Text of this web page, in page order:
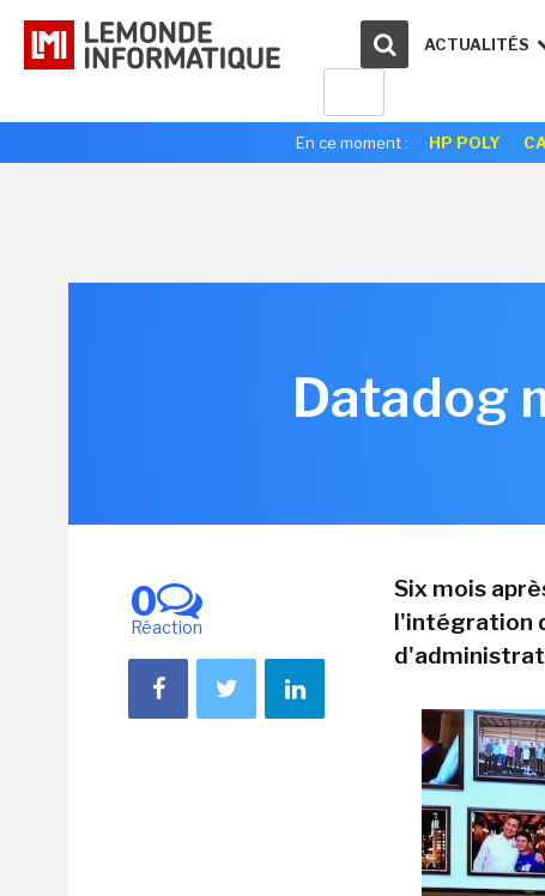
ACTUALITÉS
En ce moment : HP POLY
Datadog
0
Réaction
Six mois
l'intégration